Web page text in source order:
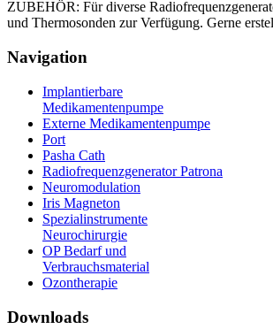
ZUBEHÖR: Für diverse
und Thermosonden zur Verfügung. Gerne
Navigation
Implantierbare
Medikamentenpumpe
Externe Medikamentenpumpe
Port
Pasha Cath
Radiofrequenzgenerator Patrona
Neuromodulation
Iris Magneton
Spezialinstrumente
Neurochirurgie
OP Bedarf und
Verbrauchsmaterial
Ozontherapie
Downloads